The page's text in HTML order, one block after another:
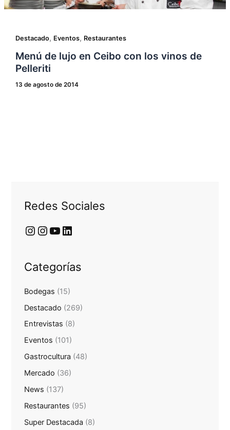
Destacado, Eventos, Restaurantes
Menú de lujo en Ceibo con los vinos de
Pelleriti
13 de agosto de 2014
Redes Sociales
Categorías
Bodegas (15)
Destacado (269)
Entrevistas (8)
Eventos (101)
Gastrocultura (48)
Mercado (36)
News (137)
Restaurantes (95)
Super Destacada (8)